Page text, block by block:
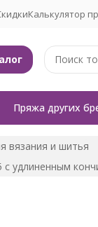
Калькулятор
Пряжа других
вязания и шитья
удлиненным